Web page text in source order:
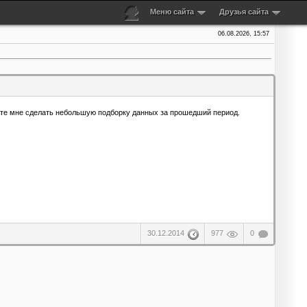
Друзья сайта
Меню сайта
06.08.2026, 15:57
мне сделать небольшую подборку данных за прошедший период.
30.12.2014 977 0